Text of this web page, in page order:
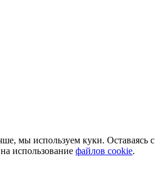
мы используем куки. Оставаясь с
использование файлов cookie.